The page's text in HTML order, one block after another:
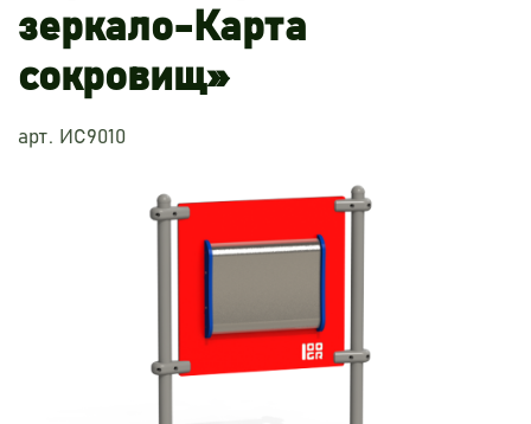
зеркало-Карта
сокровищ»
арт. ИС9010